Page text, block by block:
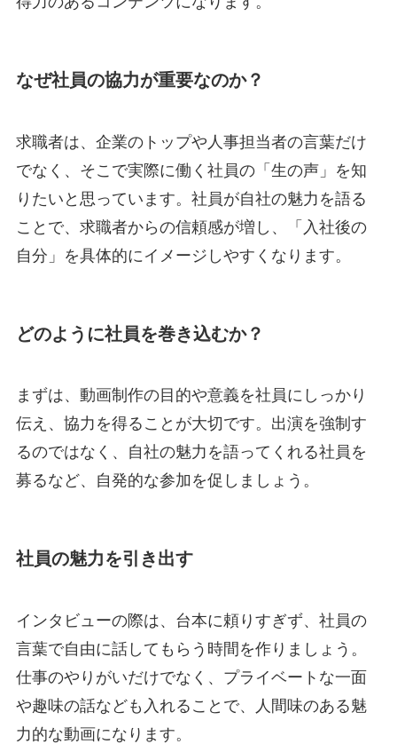
なぜ社員の協力が重要なのか？
求職者は、企業のトップや人事担当者の言葉だけ
でなく、そこで実際に働く社員の「生の声」を知
りたいと思っています。社員が自社の魅力を語る
ことで、求職者からの信頼感が増し、「入社後の
自分」を具体的にイメージしやすくなります。
どのように社員を巻き込むか？
まずは、動画制作の目的や意義を社員にしっかり
伝え、協力を得ることが大切です。出演を強制す
るのではなく、自社の魅力を語ってくれる社員を
募るなど、自発的な参加を促しましょう。
社員の魅力を引き出す
インタビューの際は、台本に頼りすぎず、社員の
言葉で自由に話してもらう時間を作りましょう。
仕事のやりがいだけでなく、プライベートな一面
や趣味の話なども入れることで、人間味のある魅
力的な動画になります。